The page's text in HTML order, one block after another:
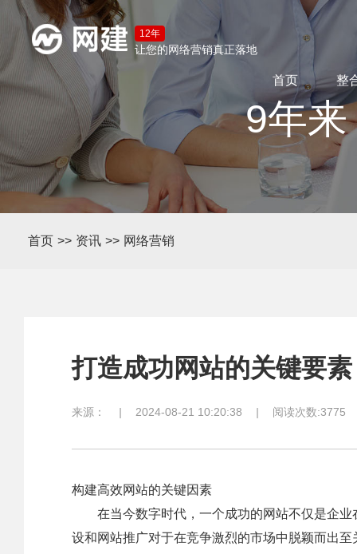
12年
让您的网络营销真正落地
首页 整
9年
首页 >> 资讯 >> 网络营销
打造成功网站的关键要素
来源： | 2024-08-21 10:20:38 | 阅读次数:3775
构建高效网站的关键因素
在当今数字时代，一个成功的网站不仅是企业
设和网站推广对于在竞争激烈的市场中脱颖而出